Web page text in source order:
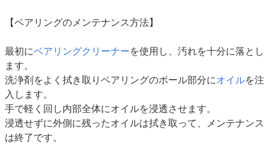
【ベアリングのメンテナンス方法】
最初にベアリングクリーナーを使用し、汚れを十分に落とし
ます。
洗浄剤をよく拭き取りベアリングのボール部分にオイルを注
入します。
手で軽く回し内部全体にオイルを浸透させます。
浸透せずに外側に残ったオイルは拭き取って、メンテナンス
は終了です。